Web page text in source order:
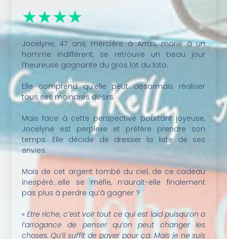
★★★★
Jocelyne, 47 ans, mercière à Arras, marié à un
homme indifférent, se retrouve un beau jour
l’heureuse gagnante du gros lot du loto.
Elle comprend qu’elle peut désormais réaliser
tous ses moindres désirs.
Mais face à cette perspective pourtant joyeuse,
Jocelyne est perplexe et préfère prendre son
temps. Elle décide de dresser la liste de ses
envies.
Mais de cet argent tombé du ciel, de ce cadeau
inespéré…elle se méfie, n’aurait-elle finalement
pas plus à perdre qu’à gagner ?
« Etre riche, c’est voir tout ce qui est laid puisqu’on a
l’arrogance de penser qu’on peut changer les
choses. Qu’il suffit de payer pour ça. Mais je ne suis